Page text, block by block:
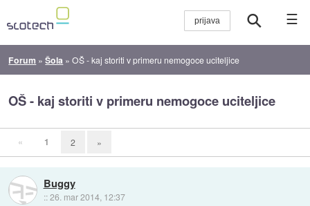
☰
Forum »Šola »OŠ - kaj storiti v primeru nemogoce uciteljice
OŠ - kaj storiti v primeru nemogoce uciteljice
« 1 2 »
Buggy
::26. mar 2014, 12:37